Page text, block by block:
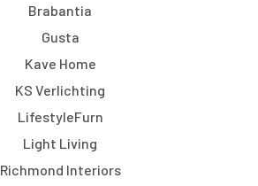
Brabantia
Gusta
Kave Home
KS Verlichting
LifestyleFurn
Light Living
Richmond Interiors